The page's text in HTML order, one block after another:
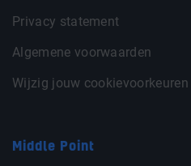
Privacy statement
Algemene voorwaarden
Wijzig jouw cookievoorkeuren
Middle Point